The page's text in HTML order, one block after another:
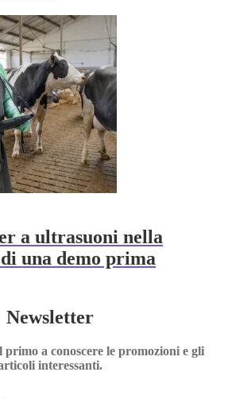
a ultrasuoni nella
una demo prima
Newsletter
primo a conoscere le promozioni e gli
interessanti.